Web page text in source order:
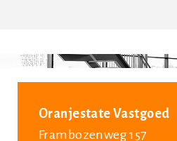
Oranjestate Vastgoed
Frambozenweg 157